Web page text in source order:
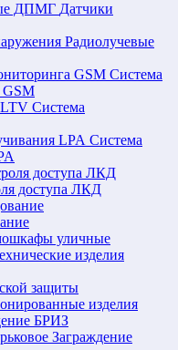
Датчики
Радиолучевые
Система
GSM
Система
Система
доступа ЛКД
уличные
изделия
защиты
изделия
БРИЗ
Заграждение